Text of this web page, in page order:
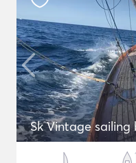
Sk Vintage sailing